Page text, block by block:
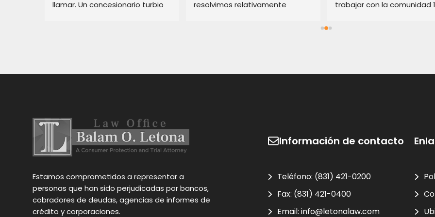
llamar. Un concesionario turbio
resolvimos relativamente
trabajar con la comunidad
Estamos comprometidos a representar a
personas que han sido perjudicadas por bancos,
cobradores de deudas, agencias de informes de
crédito y corporaciones.
Información de contacto
Teléfono: (831) 421-0200
Fax: (831) 421-0400
Email:info@letonalaw.com